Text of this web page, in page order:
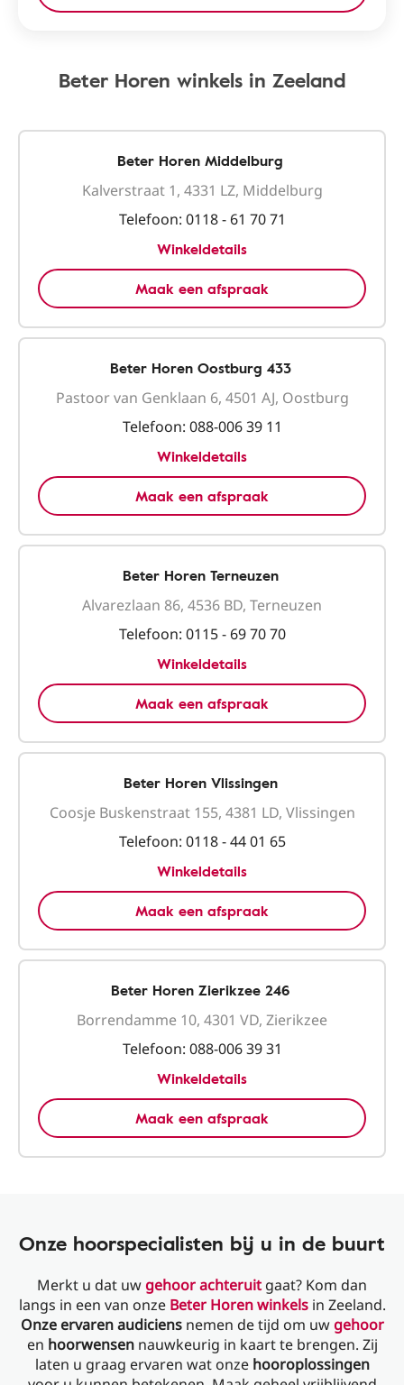
Beter Horen winkels in Zeeland
Beter Horen Middelburg
Kalverstraat 1, 4331 LZ, Middelburg
Telefoon: 0118 - 61 70 71
Winkeldetails
Maak een afspraak
Beter Horen Oostburg 433
Pastoor van Genklaan 6, 4501 AJ, Oostburg
Telefoon: 088-006 39 11
Winkeldetails
Maak een afspraak
Beter Horen Terneuzen
Alvarezlaan 86, 4536 BD, Terneuzen
Telefoon: 0115 - 69 70 70
Winkeldetails
Maak een afspraak
Beter Horen Vlissingen
Coosje Buskenstraat 155, 4381 LD, Vlissingen
Telefoon: 0118 - 44 01 65
Winkeldetails
Maak een afspraak
Beter Horen Zierikzee 246
Borrendamme 10, 4301 VD, Zierikzee
Telefoon: 088-006 39 31
Winkeldetails
Maak een afspraak
Onze hoorspecialisten bij u in de buurt
Merkt u dat uwgehoor achteruit gaat? Kom dan
langs in een van onze Beter Horen winkelsin Zeeland.
Onze ervaren audiciensnemen de tijd om uwgehoor
en hoorwensennauwkeurig in kaart te brengen. Zij
laten u graag ervaren wat onze hooroplossingen